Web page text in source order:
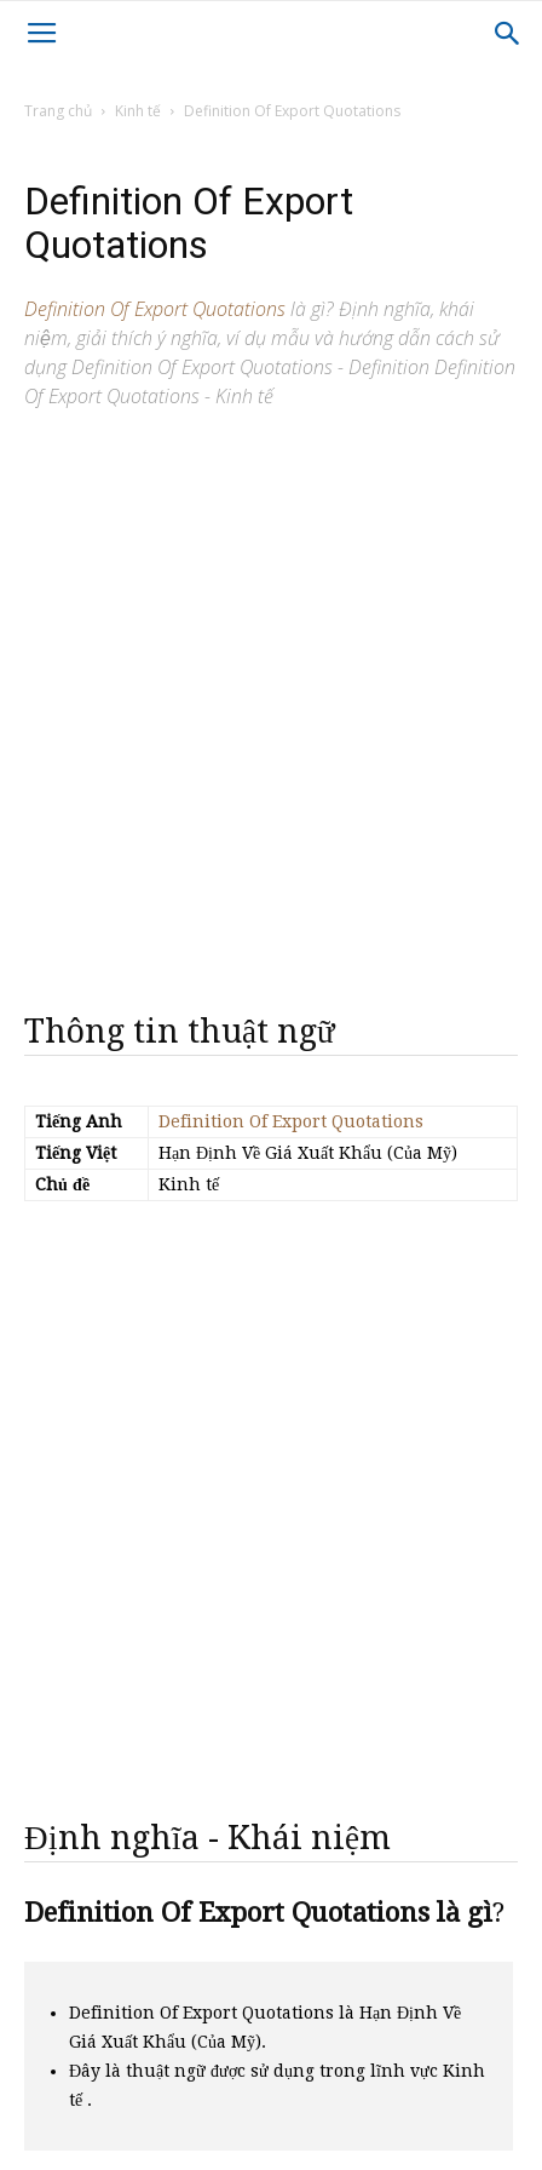
Trang chủ Kinh tế Definition Of Export Quotations
Definition Of Export
Quotations
Definition Of Export Quotationslà gì? Định nghĩa, khái
niệm, giải thích ý nghĩa, ví dụ mẫu và hướng dẫn cách sử
dụng Definition Of Export Quotations - Definition Definition
Of Export Quotations - Kinh tế
Thông tin thuật ngữ
Tiếng Anh
Definition Of Export Quotations
Tiếng Việt
Hạn Định Về Giá Xuất Khẩu (Của Mỹ)
Chủ đề
Kinh tế
Định nghĩa - Khái niệm
Definition Of Export Quotations là gì?
Definition Of Export Quotations là Hạn Định Về
Giá Xuất Khẩu (Của Mỹ).
Đây là thuật ngữ được sử dụng trong lĩnh vực Kinh
tế .